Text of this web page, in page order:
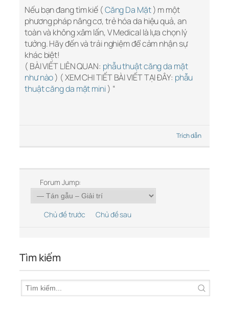
Nếu bạn đang tìm kiế (Căng Da Mặt) m một
phương pháp nâng cơ, trẻ hóa da hiệu quả, an
toàn và không xâm lấn, V Medical là lựa chọn lý
tưởng. Hãy đến và trải nghiệm để cảm nhận sự
khác biệt!
( BÀI VIẾT LIÊN QUAN: phẫu thuật căng da mặt
như nào) ( XEM CHI TIẾT BÀI VIẾT TẠI ĐÂY: phẫu
thuật căng da mặt mini) “
Trích dẫn
Forum Jump:
Chủ đề trước Chủ đề sau
Tìm kiếm